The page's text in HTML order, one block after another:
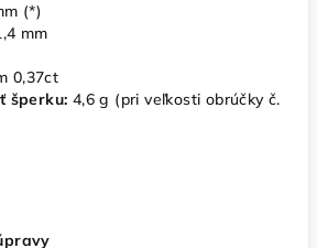
(*)
mm
0,37ct
šperku: 4,6 g (pri veľkosti obrúčky č.